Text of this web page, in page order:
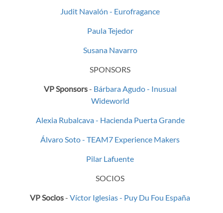
Judit Navalón - Eurofragance
Paula Tejedor
Susana Navarro
SPONSORS
VP Sponsors- Bárbara Agudo - Inusual
Wideworld
Alexia Rubalcava - Hacienda Puerta Grande
Álvaro Soto - TEAM7 Experience Makers
Pilar Lafuente
SOCIOS
VP Socios-Víctor Iglesias - Puy Du Fou España